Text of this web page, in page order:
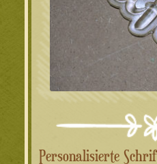
Personalisierte